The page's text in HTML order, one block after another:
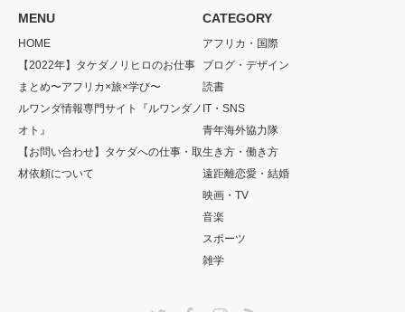
MENU
HOME
【2022年】タケダノリヒロのお仕事
まとめ〜アフリカ×旅×学び〜
ルワンダ情報専門サイト『ルワンダノ
オト』
【お問い合わせ】タケダへの仕事・取
材依頼について
CATEGORY
アフリカ・国際
ブログ・デザイン
読書
IT・SNS
青年海外協力隊
生き方・働き方
遠距離恋愛・結婚
映画・TV
音楽
スポーツ
雑学
RSS